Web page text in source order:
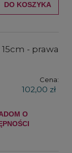
DO KOSZYKA
- prawa
Cena:
102,00 zł
O